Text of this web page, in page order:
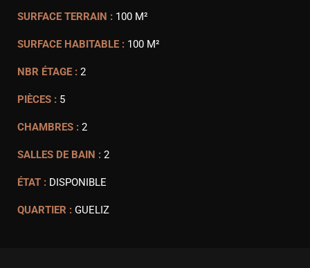
SURFACE TERRAIN : 100 M²
SURFACE HABITABLE : 100 M²
NBR ÉTAGE : 2
PIÈCES : 5
CHAMBRES : 2
SALLES DE BAIN : 2
ÉTAT : DISPONIBLE
QUARTIER : GUELIZ